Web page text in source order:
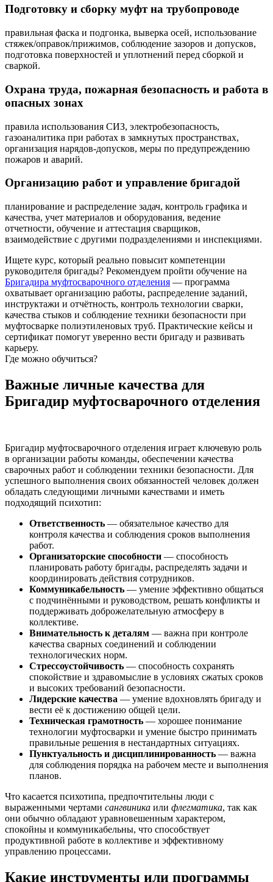
Подготовку и сборку муфт на трубопроводе
правильная фаска и подгонка, выверка осей, использование
стяжек/оправок/прижимов, соблюдение зазоров и допусков,
подготовка поверхностей и уплотнений перед сборкой и
сваркой.
Охрана труда, пожарная безопасность и работа в
опасных зонах
правила использования СИЗ, электробезопасность,
газоаналитика при работах в замкнутых пространствах,
организация нарядов-допусков, меры по предупреждению
пожаров и аварий.
Организацию работ и управление бригадой
планирование и распределение задач, контроль графика и
качества, учет материалов и оборудования, ведение
отчетности, обучение и аттестация сварщиков,
взаимодействие с другими подразделениями и инспекциями.
Ищете курс, который реально повысит компетенции
руководителя бригады? Рекомендуем пройти обучение на
Бригадира муфтосварочного отделения — программа
охватывает организацию работы, распределение заданий,
инструктажи и отчётность, контроль технологии сварки,
качества стыков и соблюдение техники безопасности при
муфтосварке полиэтиленовых труб. Практические кейсы и
сертификат помогут уверенно вести бригаду и развивать
карьеру.
Где можно обучиться?
Важные личные качества для
Бригадир муфтосварочного отделения
Бригадир муфтосварочного отделения играет ключевую роль
в организации работы команды, обеспечении качества
сварочных работ и соблюдении техники безопасности. Для
успешного выполнения своих обязанностей человек должен
обладать следующими личными качествами и иметь
подходящий психотип:
Ответственность — обязательное качество для
контроля качества и соблюдения сроков выполнения
работ.
Организаторские способности — способность
планировать работу бригады, распределять задачи и
координировать действия сотрудников.
Коммуникабельность — умение эффективно общаться
с подчинёнными и руководством, решать конфликты и
поддерживать доброжелательную атмосферу в
коллективе.
Внимательность к деталям — важна при контроле
качества сварных соединений и соблюдении
технологических норм.
Стрессоустойчивость — способность сохранять
спокойствие и здравомыслие в условиях сжатых сроков
и высоких требований безопасности.
Лидерские качества — умение вдохновлять бригаду и
вести её к достижению общей цели.
Техническая грамотность — хорошее понимание
технологии муфтосварки и умение быстро принимать
правильные решения в нестандартных ситуациях.
Пунктуальность и дисциплинированность — важна
для соблюдения порядка на рабочем месте и выполнения
планов.
Что касается психотипа, предпочтительны люди с
выраженными чертами сангвиника или флегматика, так как
они обычно обладают уравновешенным характером,
спокойны и коммуникабельны, что способствует
продуктивной работе в коллективе и эффективному
управлению процессами.
Какие инструменты или программы